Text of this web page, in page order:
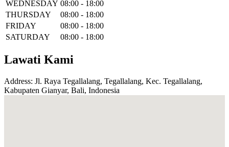
WEDNESDAY 08:00 - 18:00
THURSDAY
08:00 - 18:00
FRIDAY
08:00 - 18:00
SATURDAY
08:00 - 18:00
Lawati Kami
Address: Jl. Raya Tegallalang, Tegallalang, Kec. Tegallalang,
Kabupaten Gianyar, Bali, Indonesia